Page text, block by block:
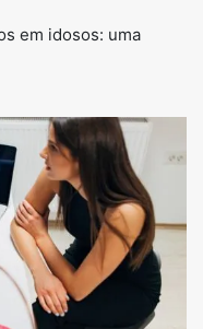
em idosos: uma